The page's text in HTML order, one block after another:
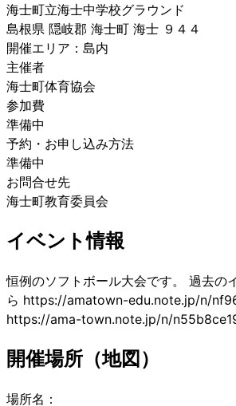
海士町立海士中学校グラウンド
島根県 隠岐郡 海士町 海士 ９４４
開催エリア：島内
主催者
海士町体育協会
参加費
準備中
予約・お申し込み方法
準備中
お問合せ先
海士町教育委員会
イベント情報
恒例のソフトボール大会です。 過去の
ら https://amatown-edu.note.jp/n/
https://ama-town.note.jp/n/
開催場所（地図）
場所名：